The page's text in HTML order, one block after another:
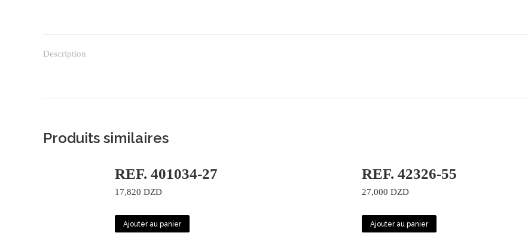
Description
Produits similaires
REF. 401034-27
17,820 DZD
Ajouter au panier
REF. 42326-55
27,000 DZD
Ajouter au panier